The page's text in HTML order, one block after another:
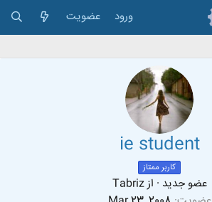
ورود عضویت
ie student
کاربر ممتاز
عضو جدید · ازTabriz